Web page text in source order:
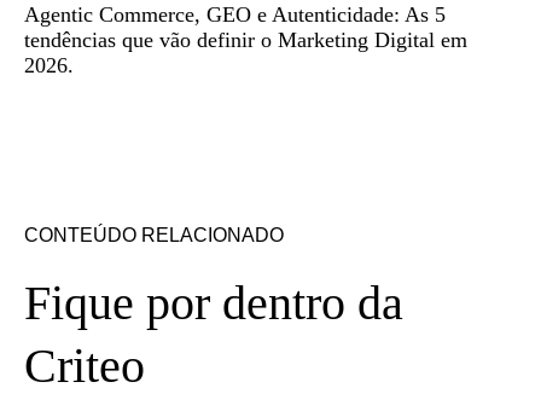
Agentic Commerce, GEO e Autenticidade: As 5
tendências que vão definir o Marketing Digital em
2026.
CONTEÚDO RELACIONADO
Fique por dentro da
Criteo